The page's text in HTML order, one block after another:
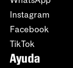
Instagram
Facebook
TikTok
Ayuda